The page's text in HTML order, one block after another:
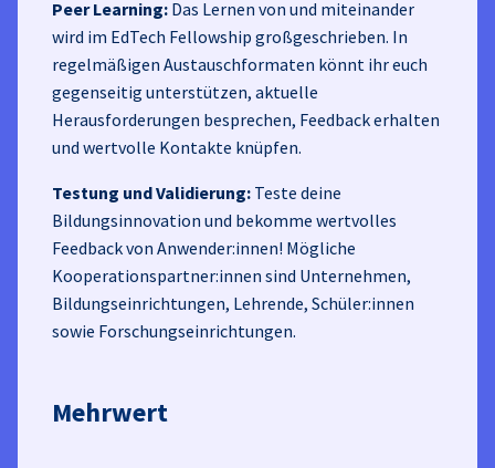
Peer Learning: Das Lernen von und miteinander
wird im EdTech Fellowship großgeschrieben. In
regelmäßigen Austauschformaten könnt ihr euch
gegenseitig unterstützen, aktuelle
Herausforderungen besprechen, Feedback erhalten
und wertvolle Kontakte knüpfen.
Testung und Validierung: Teste deine
Bildungsinnovation und bekomme wertvolles
Feedback von Anwender:innen! Mögliche
Kooperationspartner:innen sind Unternehmen,
Bildungseinrichtungen, Lehrende, Schüler:innen
sowie Forschungseinrichtungen.
Mehrwert